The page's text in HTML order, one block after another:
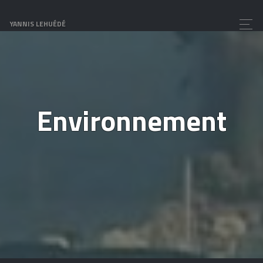
YANNIS LEHUÉDÉ
Environnement